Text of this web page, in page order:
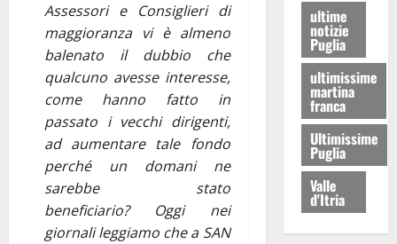
Assessori e Consiglieri di
maggioranza vi è almeno
balenato il dubbio che
qualcuno avesse interesse,
come hanno fatto in
passato i vecchi dirigenti,
ad aumentare tale fondo
perché un domani ne
sarebbe stato
beneficiario? Oggi nei
giornali leggiamo che a SAN
ultime
notizie
Puglia
ultimissime
martina
franca
Ultimissime
Puglia
Valle
d'Itria